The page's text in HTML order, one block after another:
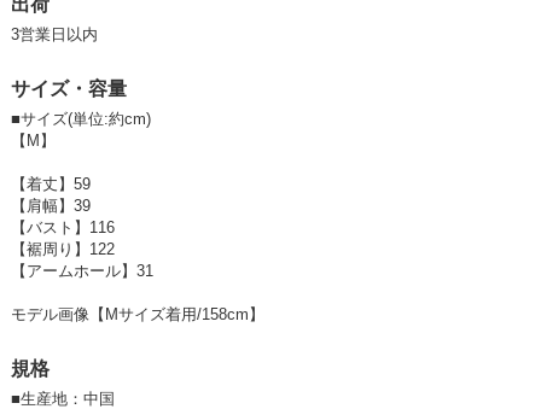
レイヤードアイテムです！
前フックを開けることで雰囲気が変わり
着回しの幅を広げられるのが嬉しいポイント！
程よい長さの毛足のフェイクファーは、
着ぶくれの心配がないので
すっきり着ることができます！
(実物と近いカラーはcolor variation画像を参考にしてください)
【商品のイメージ】カジュアル・トレンド
【着用シーン】レジャー・旅行・街着・お買い物・ママ会などにお勧め
出荷
3営業日以内
サイズ・容量
■サイズ(単位:約cm)
【M】
【着丈】59
【肩幅】39
【バスト】116
【裾周り】122
【アームホール】31
モデル画像【Mサイズ着用/158cm】
規格
■生産地：中国